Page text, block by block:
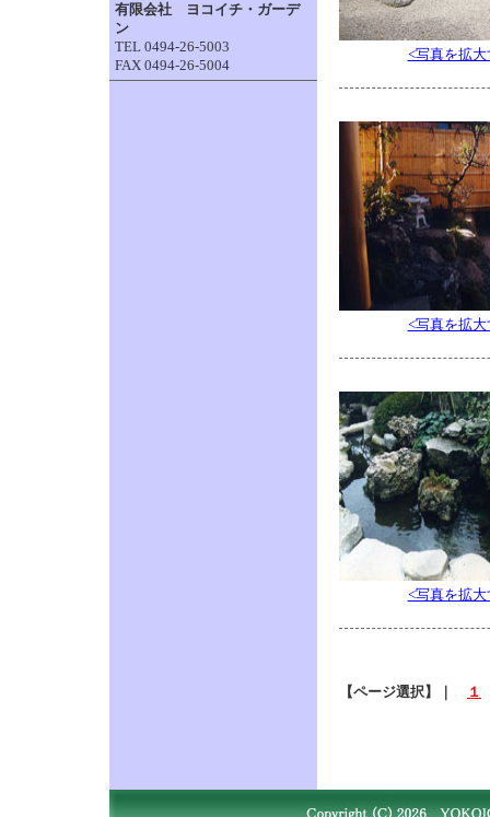
有限会社 ヨコイチ・ガーデ
ン
TEL 0494-26-5003
FAX 0494-26-5004
<写真を拡大
<写真を拡大
<写真を拡大
【ページ選択】｜ １